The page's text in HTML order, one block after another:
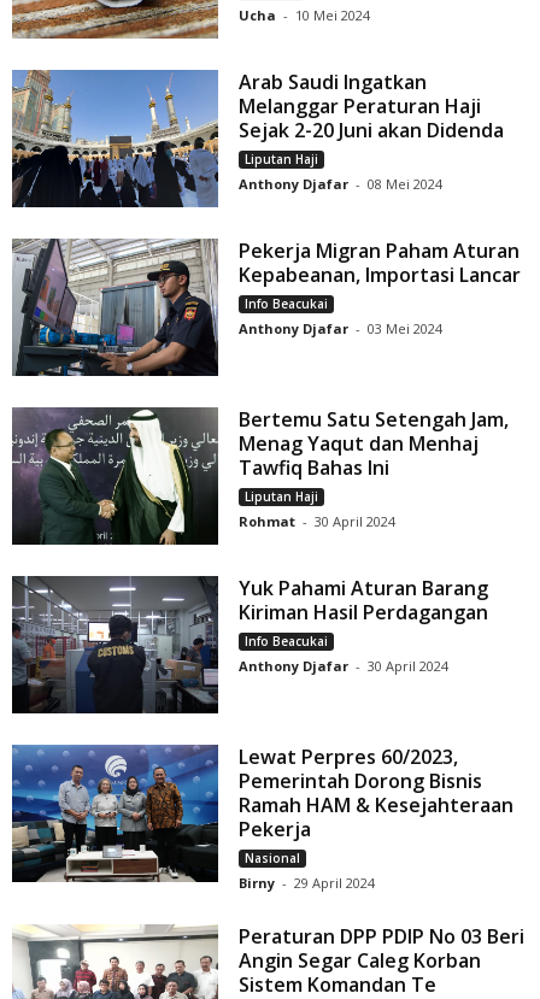
Ucha - 10 Mei 2024
Arab Saudi Ingatkan
Melanggar Peraturan Haji
Sejak 2-20 Juni akan Didenda
Liputan Haji
Anthony Djafar - 08 Mei 2024
Pekerja Migran Paham Aturan
Kepabeanan, Importasi Lancar
Info Beacukai
Anthony Djafar - 03 Mei 2024
Bertemu Satu Setengah Jam,
Menag Yaqut dan Menhaj
Tawfiq Bahas Ini
Liputan Haji
Rohmat - 30 April 2024
Yuk Pahami Aturan Barang
Kiriman Hasil Perdagangan
Info Beacukai
Anthony Djafar - 30 April 2024
Lewat Perpres 60/2023,
Pemerintah Dorong Bisnis
Ramah HAM & Kesejahteraan
Pekerja
Nasional
Birny - 29 April 2024
Peraturan DPP PDIP No 03 Beri
Angin Segar Caleg Korban
Sistem Komandan Te